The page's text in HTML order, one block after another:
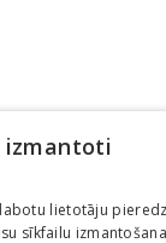
lietotāju
sīkfailu